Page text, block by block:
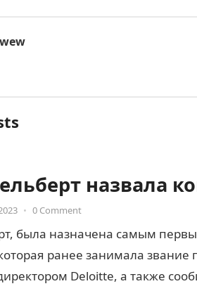
назвала
• 0 Comment
была назначена самым
ранее занимала звание
Deloitte, а также